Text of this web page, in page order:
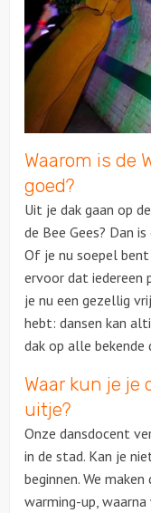
Waarom is de
goed?
Uit je dak gaan op
de Bee Gees? Dan
Of je nu soepel
ervoor dat iedereen
je nu een gezellig
hebt: dansen kan
dak op alle bekende
Waar kun je
uitje?
Onze dansdocent
in de stad. Kan je
beginnen. We
warming-up,